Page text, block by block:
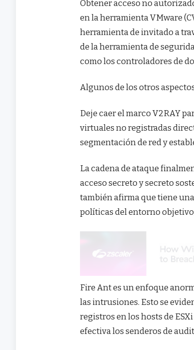
Obtener acceso no
en la herramienta VMware
herramienta de invitado a
de la herramienta de
como los controladores de
Algunos de los otros
Deje caer el marco V2RAY
virtuales no registradas
segmentación de red y
La cadena de ataque
acceso secreto y secreto
también afirma que tiene
políticas del entorno
Fire Ant es un enfoque
las intrusiones. Esto se
registros en los hosts de
efectiva los senderos de